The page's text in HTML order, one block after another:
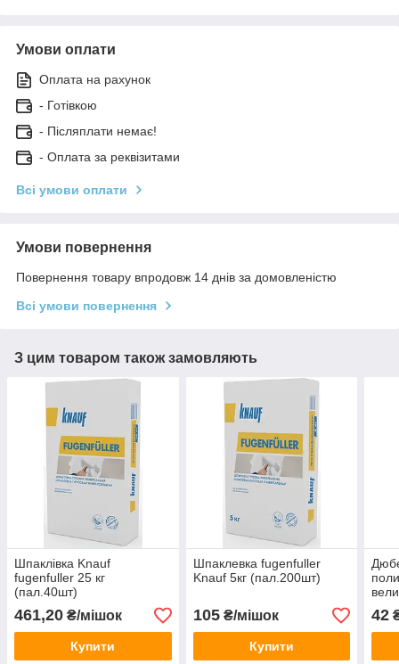
Умови оплати
Оплата на рахунок
- Готівкою
- Післяплати немає!
- Оплата за реквізитами
Всі умови оплати
Умови повернення
Повернення товару впродовж 14 днів за домовленістю
Всі умови повернення
З цим товаром також замовляють
Шпаклівка Knauf
fugenfuller 25 кг
(пал.40шт)
461,20 ₴/мішок
Купити
Шпаклевка fugenfuller
Knauf 5кг (пал.200шт)
105₴/мішок
Купити
шт)
42